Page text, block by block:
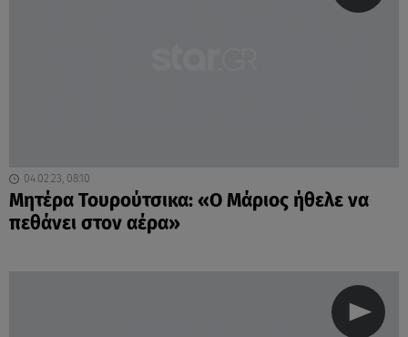
04.02.23, 08:10
Μητέρα Τουρούτσικα: «Ο Μάριος ήθελε να
πεθάνει στον αέρα»